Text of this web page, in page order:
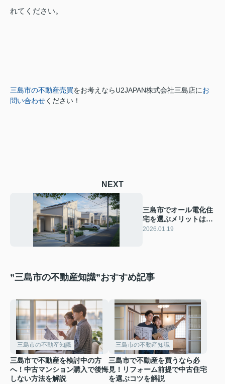
れてください。
三島市の不動産売買をお考えならU2JAPAN株式会社三島店にお
問い合わせください！
NEXT
三島市でオール電化住
宅を選ぶメリットは？
快適な暮らしと家計管
2026.01.19
”三島市の不動産知識”おすすめ記事
三島市の不動産知識
三島市で不動産を検討中の方
へ！中古マンション購入で後悔
しない方法を解説
三島市の不動産知識
三島市で不動産を買うなら必
見！リフォーム前提で中古住宅
を選ぶコツを解説